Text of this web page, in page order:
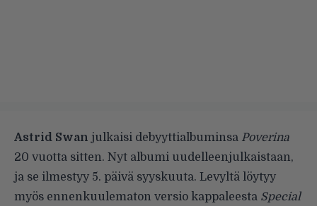
Astrid Swan julkaisi debyyttialbuminsa Poverina
20 vuotta sitten. Nyt albumi uudelleenjulkaistaan,
ja se ilmestyy 5. päivä syyskuuta. Levyltä löytyy
myös ennenkuulematon versio kappaleesta Special